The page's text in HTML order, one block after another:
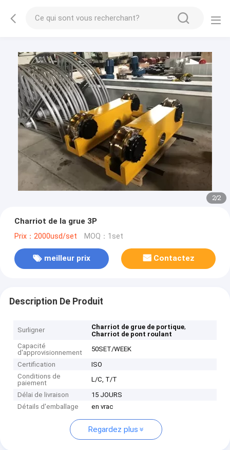
2/2
Charriot de la grue 3P
Prix：2000usd/set MOQ：1set
meilleur prix Contactez
Description De Produit
Surligner Charriot de grue de portique,
Charriot de pont roulant
Capacité
d'approvisionnement
50SET/WEEK
Certification
ISO
Conditions de
paiement
L/C, T/T
Délai de livraison
15 JOURS
Détails d'emballage
en vrac
Regardez plus